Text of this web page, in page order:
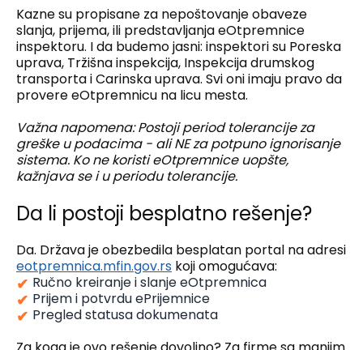
Kazne su propisane za nepoštovanje obaveze
slanja, prijema, ili predstavljanja eOtpremnice
inspektoru. I da budemo jasni: inspektori su Poreska
uprava, Tržišna inspekcija, Inspekcija drumskog
transporta i Carinska uprava. Svi oni imaju pravo da
provere eOtpremnicu na licu mesta.
Važna napomena: Postoji period tolerancije za
greške u podacima - ali NE za potpuno ignorisanje
sistema. Ko ne koristi eOtpremnice uopšte,
kažnjava se i u periodu tolerancije.
Da li postoji besplatno rešenje?
Da. Država je obezbedila besplatan portal na adresi
eotpremnica.mfin.gov.rs koji omogućava:
Ručno kreiranje i slanje eOtpremnica
Prijem i potvrdu ePrijemnice
Pregled statusa dokumenata